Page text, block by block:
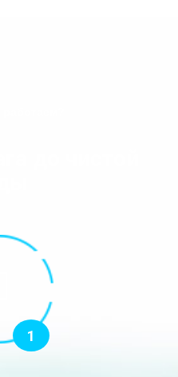
до чистой
1